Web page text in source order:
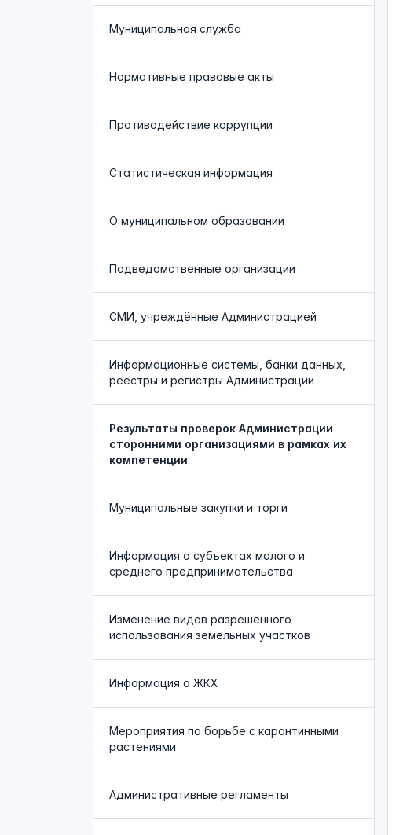
Муниципальная служба
Нормативные правовые акты
Противодействие коррупции
Статистическая информация
О муниципальном образовании
Подведомственные организации
СМИ, учреждённые Администрацией
Информационные системы, банки данных,
реестры и регистры Администрации
Результаты проверок Администрации
сторонними организациями в рамках их
компетенции
Муниципальные закупки и торги
Информация о субъектах малого и
среднего предпринимательства
Изменение видов разрешенного
использования земельных участков
Информация о ЖКХ
Мероприятия по борьбе с карантинными
растениями
Административные регламенты